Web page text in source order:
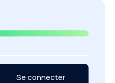
Se connecter